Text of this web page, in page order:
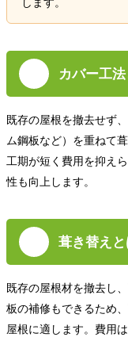
カバー工
既存の屋根を撤去せず
ム鋼板など）を重ねて
工期が短く費用を抑え
性も向上します。
葺き替え
既存の屋根材を撤去し
板の補修もできるため
屋根に適します。費用